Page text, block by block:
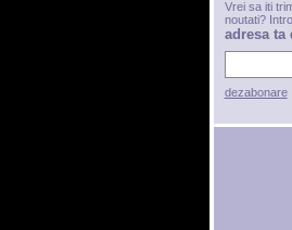
Vrei sa iti
noutati?
adresa ta
dezabonare